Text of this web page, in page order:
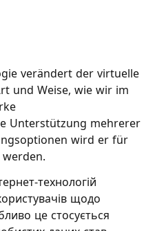
verändert der virtuelle
und Weise, wie wir im
Unterstützung mehrerer
wird er für
технологій
щодо
це стосується